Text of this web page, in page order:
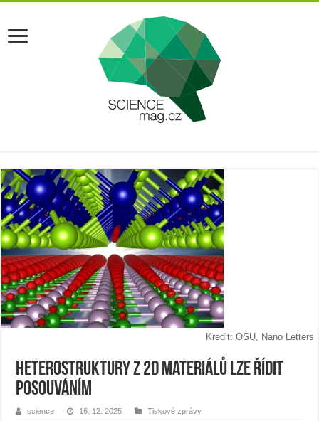
Kredit: OSU, Nano Letters
Heterostruktury z 2D materiálů lze řídit
posouváním
science 16. 12. 2025 Tiskové zprávy